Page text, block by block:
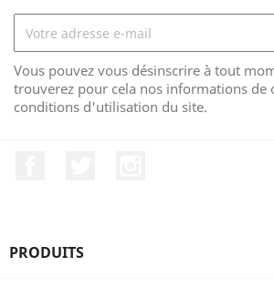
Vous pouvez vous désinscrire à tout
trouverez pour cela nos informations de
conditions d'utilisation du site.
PRODUITS